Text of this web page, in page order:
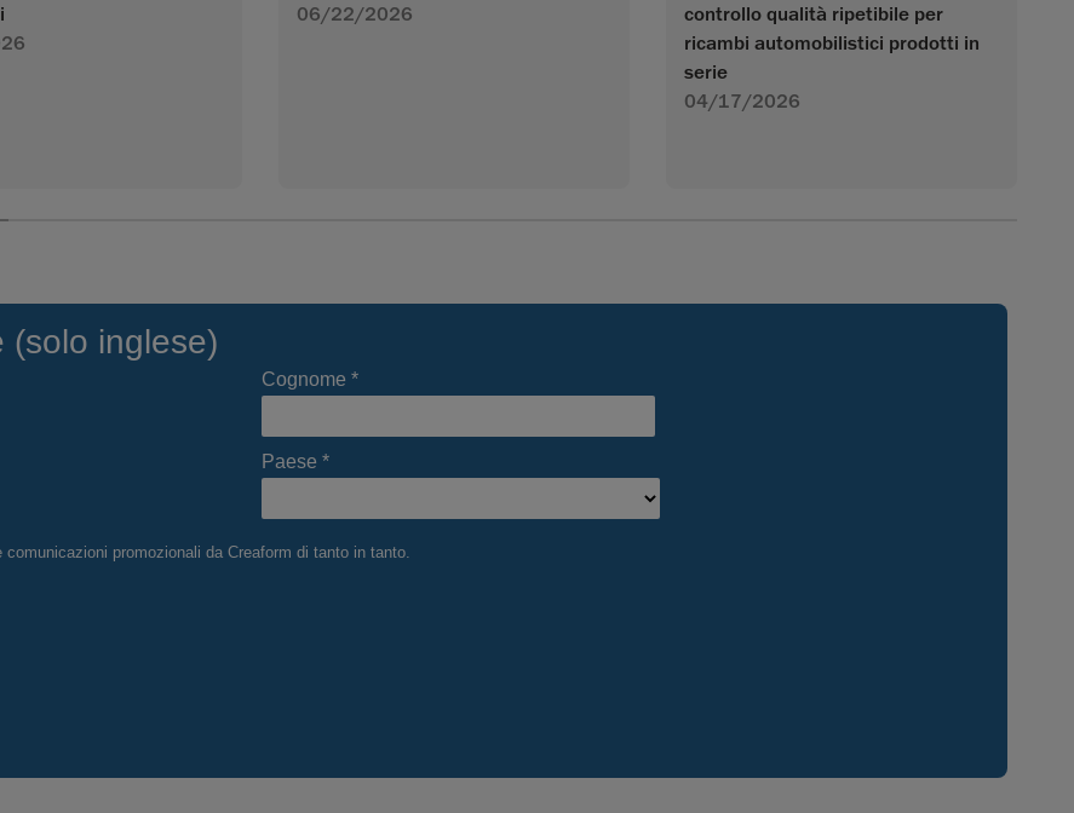
06/22/2026
controllo qualità ripetibile per
ricambi automobilistici prodotti in
serie
04/17/2026